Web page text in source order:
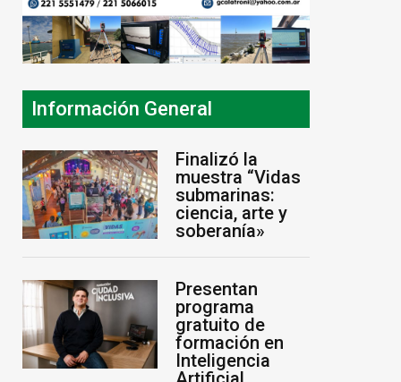
Información General
Finalizó la
muestra “Vidas
submarinas:
ciencia, arte y
soberanía»
Presentan
programa
gratuito de
formación en
Inteligencia